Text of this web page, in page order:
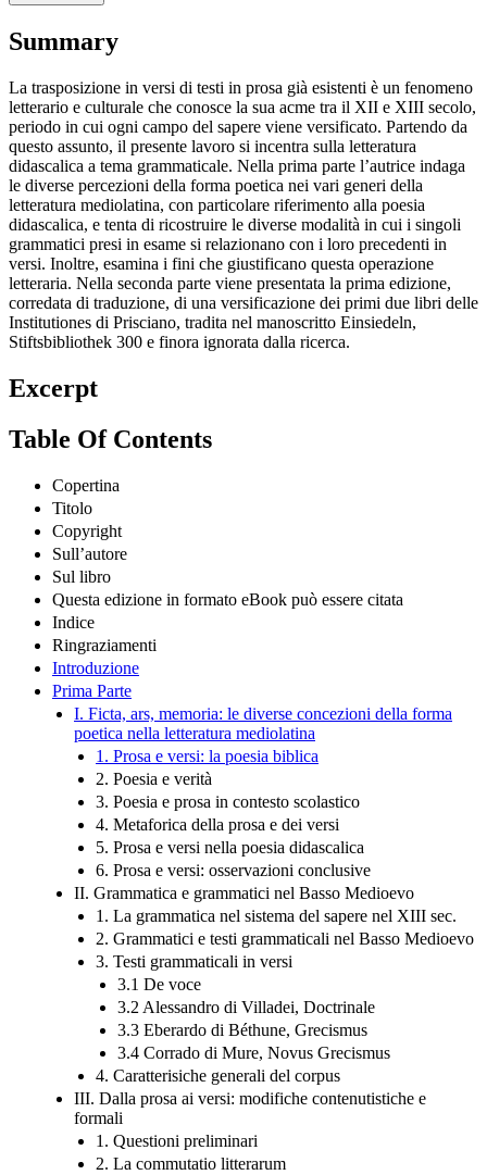
Summary
La trasposizione in versi di testi in prosa già esistenti è un fenomeno
letterario e culturale che conosce la sua acme tra il XII e XIII secolo,
periodo in cui ogni campo del sapere viene versificato. Partendo da
questo assunto, il presente lavoro si incentra sulla letteratura
didascalica a tema grammaticale. Nella prima parte l’autrice indaga
le diverse percezioni della forma poetica nei vari generi della
letteratura mediolatina, con particolare riferimento alla poesia
didascalica, e tenta di ricostruire le diverse modalità in cui i singoli
grammatici presi in esame si relazionano con i loro precedenti in
versi. Inoltre, esamina i fini che giustificano questa operazione
letteraria. Nella seconda parte viene presentata la prima edizione,
corredata di traduzione, di una versificazione dei primi due libri delle
Institutiones di Prisciano, tradita nel manoscritto Einsiedeln,
Stiftsbibliothek 300 e finora ignorata dalla ricerca.
Excerpt
Table Of Contents
Copertina
Titolo
Copyright
Sull’autore
Sul libro
Questa edizione in formato eBook può essere citata
Indice
Ringraziamenti
Introduzione
Prima Parte
I. Ficta, ars, memoria: le diverse concezioni della forma
poetica nella letteratura mediolatina
1. Prosa e versi: la poesia biblica
2. Poesia e verità
3. Poesia e prosa in contesto scolastico
4. Metaforica della prosa e dei versi
5. Prosa e versi nella poesia didascalica
6. Prosa e versi: osservazioni conclusive
II. Grammatica e grammatici nel Basso Medioevo
1. La grammatica nel sistema del sapere nel XIII sec.
2. Grammatici e testi grammaticali nel Basso Medioevo
3. Testi grammaticali in versi
3.1 De voce
3.2 Alessandro di Villadei, Doctrinale
3.3 Eberardo di Béthune, Grecismus
3.4 Corrado di Mure, Novus Grecismus
4. Caratterisiche generali del corpus
III. Dalla prosa ai versi: modifiche contenutistiche e
formali
1. Questioni preliminari
2. La commutatio litterarum